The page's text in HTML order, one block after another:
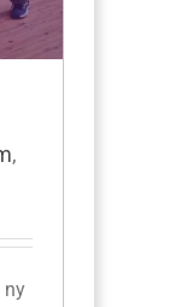
,
ny